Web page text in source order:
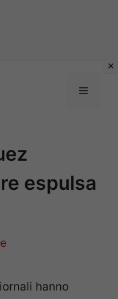
Menu
espulsa
hanno